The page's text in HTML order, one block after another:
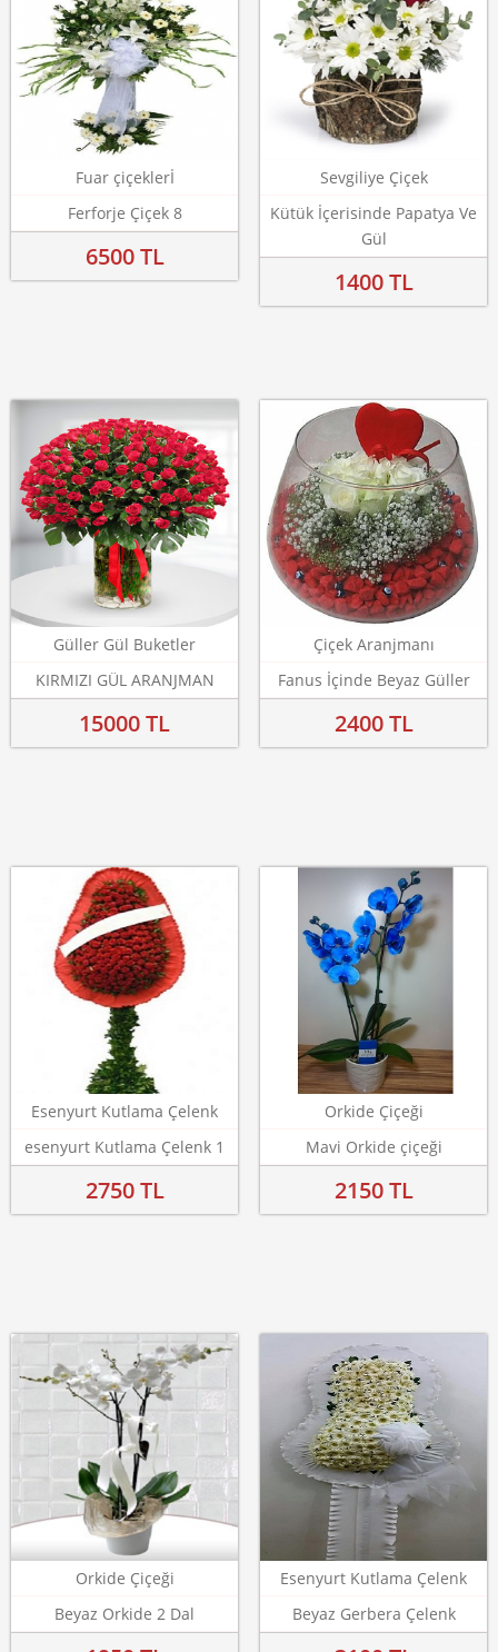
Fuar çiçeklerİ
Ferforje Çiçek 8
6500 TL
Sevgiliye Çiçek
Kütük İçerisinde Papatya Ve
Gül
1400 TL
Güller Gül Buketler
KIRMIZI GÜL ARANJMAN
15000 TL
Çiçek Aranjmanı
Fanus İçinde Beyaz Güller
2400 TL
Esenyurt Kutlama Çelenk
esenyurt Kutlama Çelenk 1
2750 TL
Orkide Çiçeği
Mavi Orkide çiçeği
2150 TL
Orkide Çiçeği
Beyaz Orkide 2 Dal
Esenyurt Kutlama Çelenk
Beyaz Gerbera Çelenk